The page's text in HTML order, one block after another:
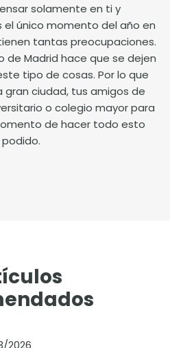
solamente en ti y
el único momento del año en
tantas preocupaciones.
de Madrid hace que se dejen
tipo de cosas. Por lo que
ciudad, tus amigos de
o colegio mayor para
de hacer todo esto
2026